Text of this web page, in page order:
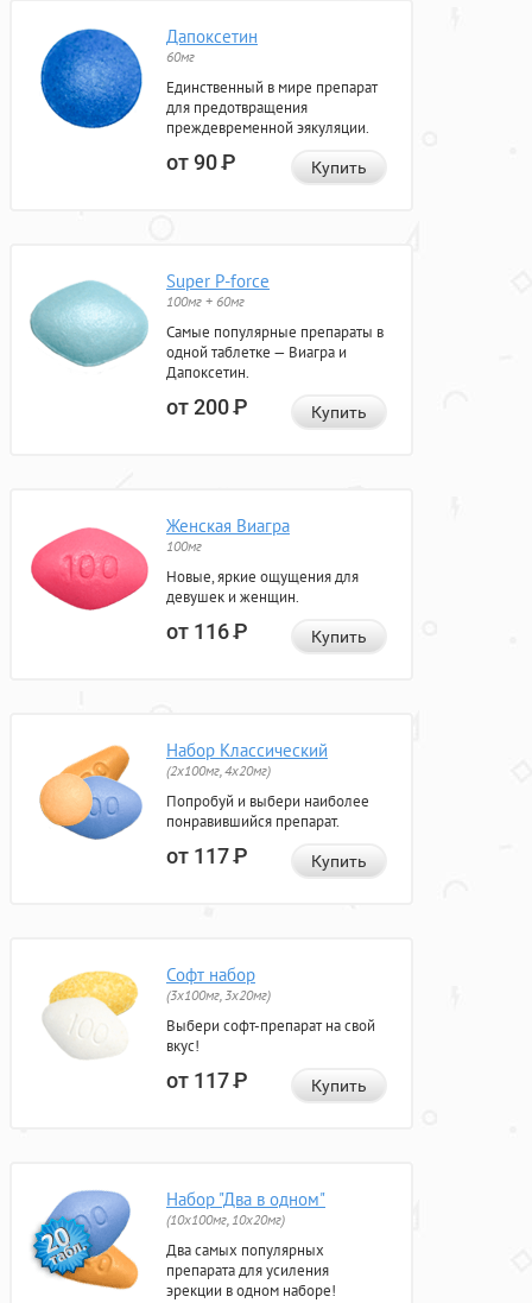
Дапоксетин
60мг
Единственный в мире препарат
для предотвращения
преждевременной эякуляции.
от 90Р Купить
Super P-force
100мг + 60мг
Самые популярные препараты в
одной таблетке — Виагра и
Дапоксетин.
от 200Р Купить
Женская Виагра
100мг
Новые, яркие ощущения для
девушек и женщин.
от 116Р Купить
Набор Классический
(2x100мг, 4x20мг)
Попробуй и выбери наиболее
понравившийся препарат.
от 117Р Купить
Софт набор
(3x100мг, 3x20мг)
Выбери софт-препарат на свой
вкус!
от 117Р Купить
Набор "Два в одном"
(10x100мг, 10x20мг)
Два самых популярных
препарата для усиления
эрекции в одном наборе!